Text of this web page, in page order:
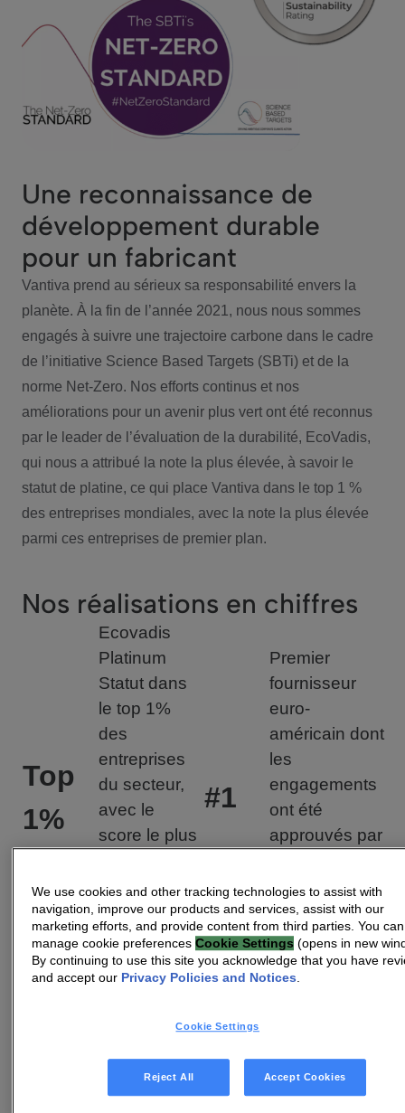
Une reconnaissance de
développement durable
pour un fabricant
Vantiva prend au sérieux sa responsabilité envers la
planète. À la fin de l’année 2021, nous nous sommes
engagés à suivre une trajectoire carbone dans le cadre
de l’initiative Science Based Targets (SBTi) et de la
norme Net-Zero. Nos efforts continus et nos
améliorations pour un avenir plus vert ont été reconnus
par le leader de l’évaluation de la durabilité, EcoVadis,
qui nous a attribué la note la plus élevée, à savoir le
statut de platine, ce qui place Vantiva dans le top 1 %
des entreprises mondiales, avec la note la plus élevée
parmi ces entreprises de premier plan.
Nos réalisations en chiffres
Top
1%
Ecovadis
Platinum
Statut dans
le top 1%
des
entreprises
du secteur,
avec le
score le plus
rapport à
nos
principaux
concurrents.
#1
Premier
fournisseur
euro-
américain dont
les
engagements
ont été
approuvés par
based Targets
Initiative
(SBTI).
Objectif du
recyclage
des déchets
18-
20% d’énergie
We use cookies and other tracking technologies to assist with
navigation, improve our products and services, assist with our
marketing efforts, and provide content from third parties. You can
manage cookie preferencesCookie Settings (opens in new
By continuing to use this site you acknowledge that you have
and accept our Privacy Policies and Notices.
Cookie Settings
Reject All Accept Cookies